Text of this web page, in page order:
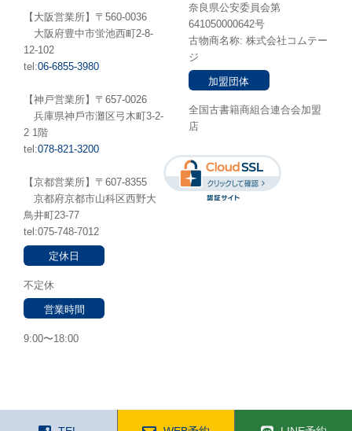
【大阪営業所】〒560-0036
⼤阪府豊中市蛍池⻄町2-8-
12-102
tel:06-6855-3980
【神戸営業所】〒657-0026
兵庫県神⼾市灘区弓木町3-2-
2 1階
tel:078-821-3200
【京都営業所】〒607-8355
京都府京都市山科区西野大
鳥井町23-77
tel:075-748-7012
定休日
不定休
営業時間
9:00〜18:00
奈良県公安委員会第
641050000642号
古物商名称: 株式会社コムテー
ジ
加盟団体
全国古書籍商組合連合会加盟
店